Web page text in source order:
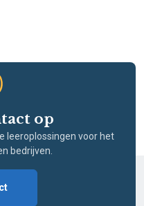
op
leeroplossingen voor het
bedrijven.